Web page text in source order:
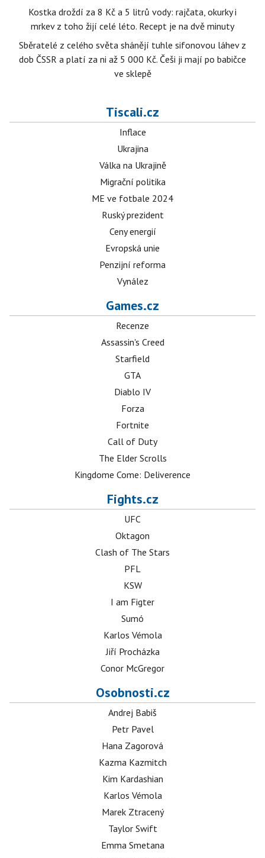
Kostka droždí za 8 Kč a 5 litrů vody: rajčata, okurky i
mrkev z toho žijí celé léto. Recept je na dvě minuty
Sběratelé z celého světa shánějí tuhle sifonovou láhev z
dob ČSSR a platí za ni až 5 000 Kč. Češi ji mají po babičce
ve sklepě
Tiscali.cz
Inflace
Ukrajina
Válka na Ukrajině
Migrační politika
ME ve fotbale 2024
Ruský prezident
Ceny energií
Evropská unie
Penzijní reforma
Vynález
Games.cz
Recenze
Assassin's Creed
Starfield
GTA
Diablo IV
Forza
Fortnite
Call of Duty
The Elder Scrolls
Kingdome Come: Deliverence
Fights.cz
UFC
Oktagon
Clash of The Stars
PFL
KSW
I am Figter
Sumó
Karlos Vémola
Jiří Procházka
Conor McGregor
Osobnosti.cz
Andrej Babiš
Petr Pavel
Hana Zagorová
Kazma Kazmitch
Kim Kardashian
Karlos Vémola
Marek Ztracený
Taylor Swift
Emma Smetana